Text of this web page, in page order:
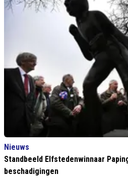
Nieuws
Standbeeld Elfstedenwinnaar
beschadigingen